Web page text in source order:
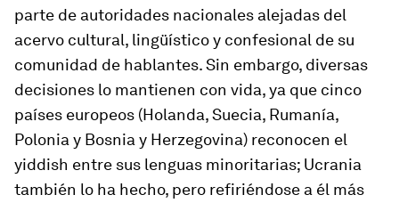
parte de autoridades nacionales alejadas del
acervo cultural, lingüístico y confesional de su
comunidad de hablantes. Sin embargo, diversas
decisiones lo mantienen con vida, ya que cinco
países europeos (Holanda, Suecia, Rumanía,
Polonia y Bosnia y Herzegovina) reconocen el
yiddish entre sus lenguas minoritarias; Ucrania
también lo ha hecho, pero refiriéndose a él más